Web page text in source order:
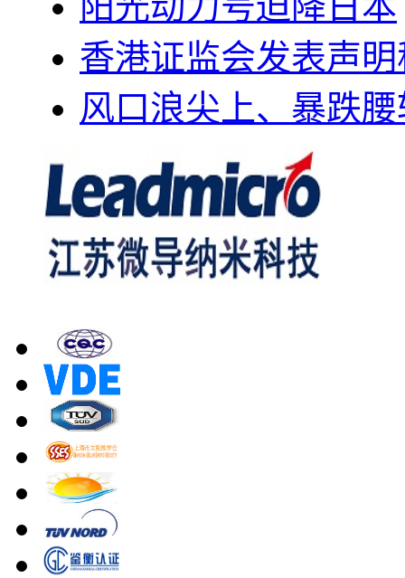
香港证监会发表声
风口浪尖上、暴跌